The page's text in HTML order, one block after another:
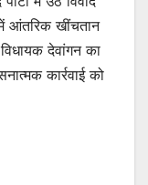
आंतरिक खींचतान
देवांगन का
कार्रवाई को